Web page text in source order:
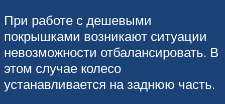
При работе с дешевыми
покрышками возникают ситуации
невозможности отбалансировать. В
этом случае колесо
устанавливается на заднюю часть.